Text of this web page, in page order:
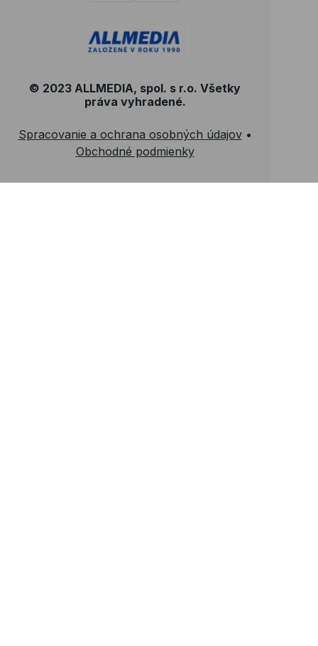
© 2023 ALLMEDIA, spol. s r.o. Všetky
práva vyhradené.
Spracovanie a ochrana osobných údajov•
Obchodné podmienky